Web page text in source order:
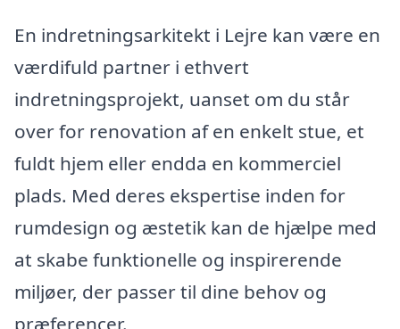
En indretningsarkitekt i Lejre kan være en
værdifuld partner i ethvert
indretningsprojekt, uanset om du står
over for renovation af en enkelt stue, et
fuldt hjem eller endda en kommerciel
plads. Med deres ekspertise inden for
rumdesign og æstetik kan de hjælpe med
at skabe funktionelle og inspirerende
miljøer, der passer til dine behov og
præferencer.